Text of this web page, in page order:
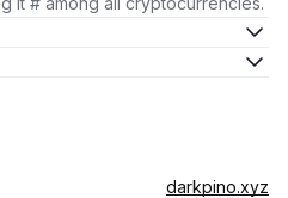
darkpino.xyz